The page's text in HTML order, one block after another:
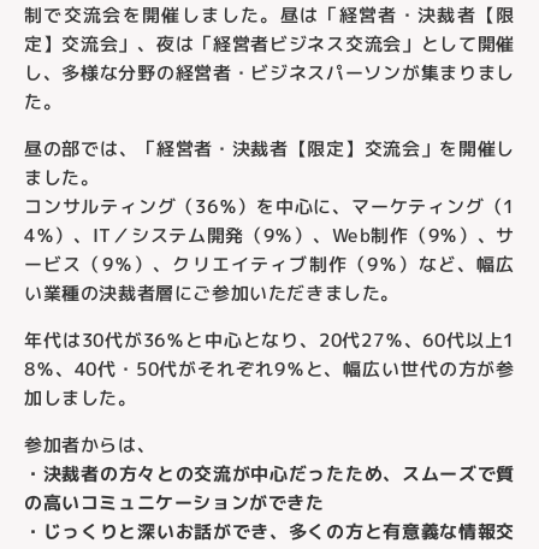
制で交流会を開催しました。昼は「経営者・決裁者【限
定】交流会」、夜は「経営者ビジネス交流会」として開催
し、多様な分野の経営者・ビジネスパーソンが集まりまし
た。
昼の部では、「経営者・決裁者【限定】交流会」を開催し
ました。
コンサルティング（36％）を中心に、マーケティング（1
4％）、IT／システム開発（9％）、Web制作（9％）、サ
ービス（9％）、クリエイティブ制作（9％）など、幅広
い業種の決裁者層にご参加いただきました。
年代は30代が36％と中心となり、20代27％、60代以上1
8％、40代・50代がそれぞれ9％と、幅広い世代の方が参
加しました。
参加者からは、
・決裁者の方々との交流が中心だったため、スムーズで質
の高いコミュニケーションができた
・じっくりと深いお話ができ、多くの方と有意義な情報交